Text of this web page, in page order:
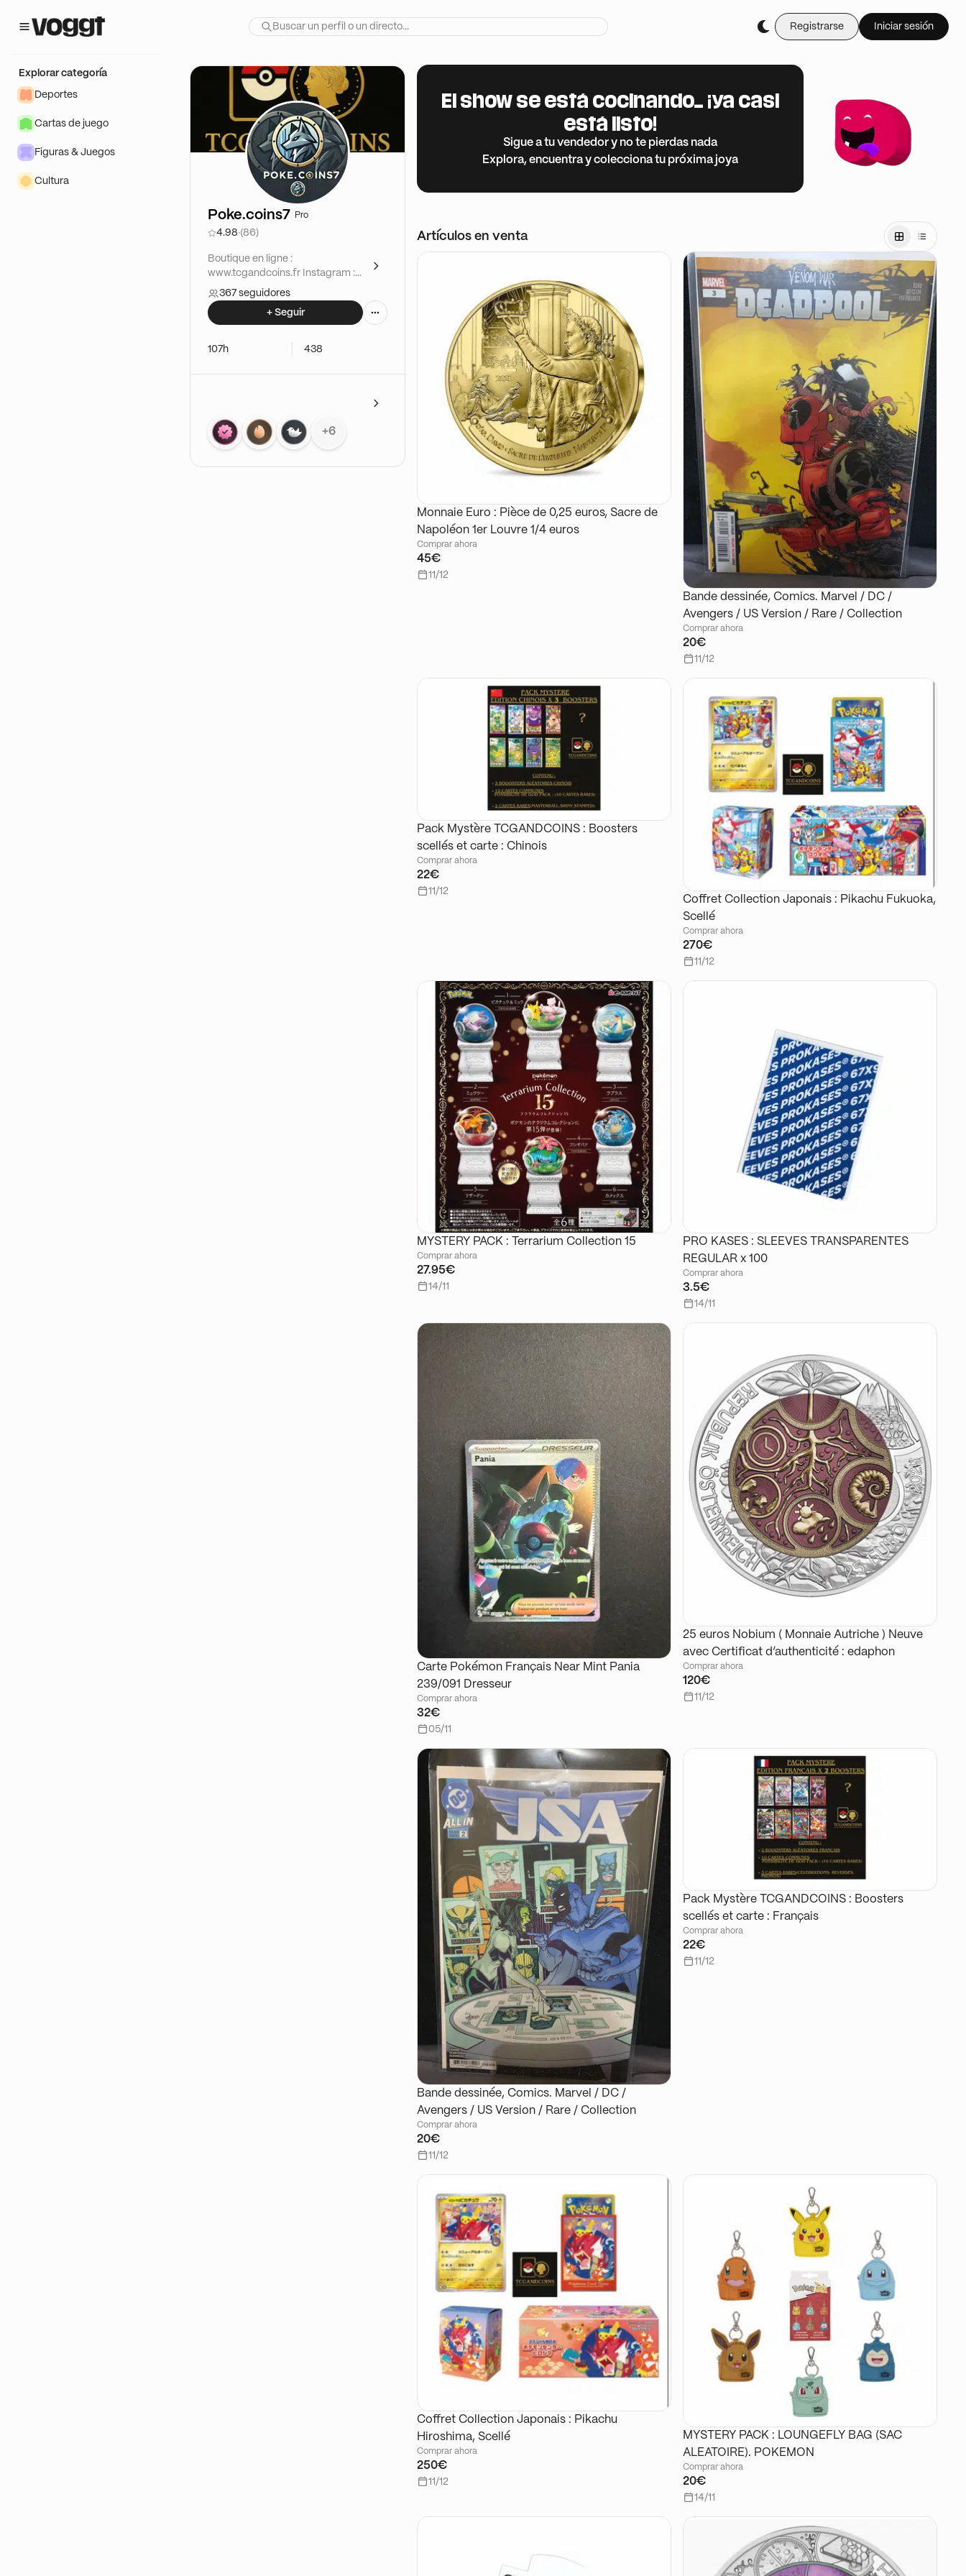
Registrarse Iniciar sesión
Explorar categoría
Deportes
Cartas de juego
Figuras & Juegos
Cultura
Poke.coins7 Pro
4.98·(86)
Boutique en ligne :
www.tcgandcoins.fr Instagram :
Poke.coins7 et TCGANDCOINS
Vendeur professionnel de Trading
Card Gaming (TCG) Pokemon, et
367 seguidores
+ Seguir
107h 438
+6
El show se está cocinando… ¡ya casi
está listo!
Sigue a tu vendedor y no te pierdas nada
Explora, encuentra y colecciona tu próxima joya
Artículos en venta
Monnaie Euro : Pièce de 0,25 euros, Sacre de
Napoléon 1er Louvre 1/4 euros
Comprar ahora
45€
11/12
Bande dessinée, Comics. Marvel / DC /
Avengers / US Version / Rare / Collection
Comprar ahora
20€
11/12
Pack Mystère TCGANDCOINS : Boosters
scellés et carte : Chinois
Comprar ahora
22€
11/12
Coffret Collection Japonais : Pikachu Fukuoka,
Scellé
Comprar ahora
270€
11/12
MYSTERY PACK : Terrarium Collection 15
Comprar ahora
27.95€
14/11
PRO KASES : SLEEVES TRANSPARENTES
REGULAR x 100
Comprar ahora
3.5€
14/11
Carte Pokémon Français Near Mint Pania
239/091 Dresseur
Comprar ahora
32€
05/11
25 euros Nobium ( Monnaie Autriche ) Neuve
avec Certificat d’authenticité : edaphon
Comprar ahora
120€
11/12
Bande dessinée, Comics. Marvel / DC /
Avengers / US Version / Rare / Collection
Comprar ahora
20€
11/12
Pack Mystère TCGANDCOINS : Boosters
scellés et carte : Français
Comprar ahora
22€
11/12
Coffret Collection Japonais : Pikachu
Hiroshima, Scellé
Comprar ahora
250€
11/12
MYSTERY PACK : LOUNGEFLY BAG (SAC
ALEATOIRE). POKEMON
Comprar ahora
20€
14/11